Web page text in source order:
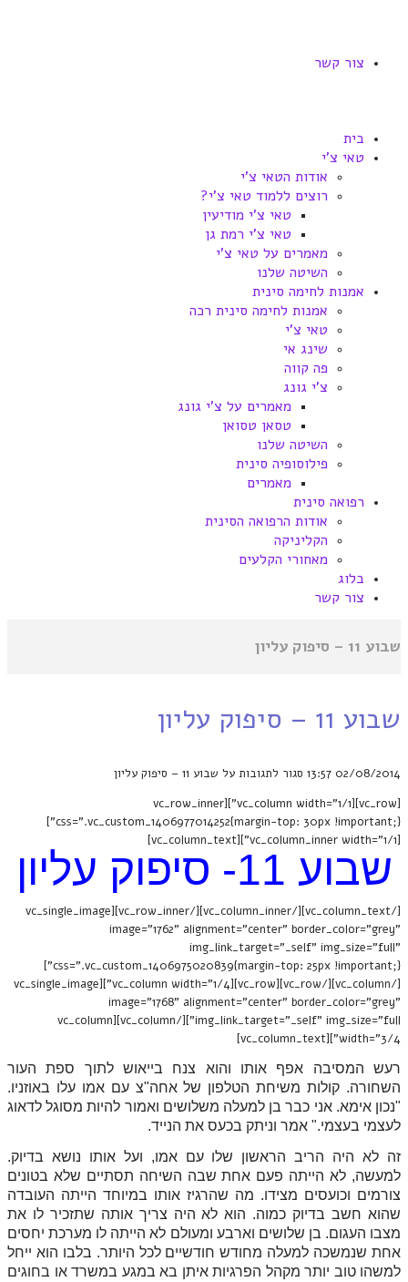
צור קשר
בית
טאי צ'י
אודות הטאי צ'י
רוצים ללמוד טאי צ'י?
טאי צ'י מודיעין
טאי צ'י רמת גן
מאמרים על טאי צ'י
השיטה שלנו
אמנות לחימה סינית
אמנות לחימה סינית רכה
טאי צ'י
שינג אי
פה קווה
צ'י גונג
מאמרים על צ'י גונג
טסאן טסואן
השיטה שלנו
פילוסופיה סינית
מאמרים
רפואה סינית
אודות הרפואה הסינית
הקליניקה
מאחורי הקלעים
בלוג
צור קשר
שבוע 11 – סיפוק עליון
שבוע 11 – סיפוק עליון
02/08/2014
13:57 סגור לתגובות על שבוע 11 – סיפוק עליון
[vc_row][vc_column width="1/1"][vc_row_inner
css=".vc_custom_1406977014252{margin-top: 30px !important;}"]
[vc_column_inner width="1/1"][vc_column_text]
שבוע 11- סיפוק עליון
[/vc_column_text][/vc_column_inner][/vc_row_inner][vc_single_image
image="1762" alignment="center" border_color="grey"
img_link_target="_self" img_size="full"
css=".vc_custom_1406975020839{margin-top: 25px !important;}"]
[/vc_column][/vc_row][vc_row][vc_column width="1/4"][vc_single_image
image="1768" alignment="center" border_color="grey"
img_link_target="_self" img_size="full"][/vc_column][vc_column
width="3/4"][vc_column_text]
רעש המסיבה אפף אותו והוא צנח בייאוש לתוך ספת העור
השחורה. קולות משיחת הטלפון של אחה"צ עם אמו עלו באוזניו.
"נכון אימא. אני כבר בן למעלה משלושים ואמור להיות מסוגל לדאוג
לעצמי בעצמי." אמר וניתק בכעס את הנייד.
זה לא היה הריב הראשון שלו עם אמו, ועל אותו נושא בדיוק.
למעשה, לא הייתה פעם אחת שבה השיחה תסתיים שלא בטונים
צורמים וכועסים מצידו. מה שהרגיז אותו במיוחד הייתה העובדה
שהוא חשב בדיוק כמוה. הוא לא היה צריך אותה שתזכיר לו את
מצבו העגום. בן שלושים וארבע ומעולם לא הייתה לו מערכת יחסים
אחת שנמשכה למעלה מחודש חודשיים לכל היותר. בלבו הוא ייחל
למשהו טוב יותר מקהל הפרגיות איתן בא במגע במשרד או בחוגים